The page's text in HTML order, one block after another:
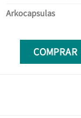
Arkocapsulas
COMPRAR